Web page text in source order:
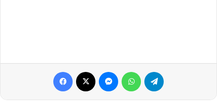
Facebook MessengerWhatsApp